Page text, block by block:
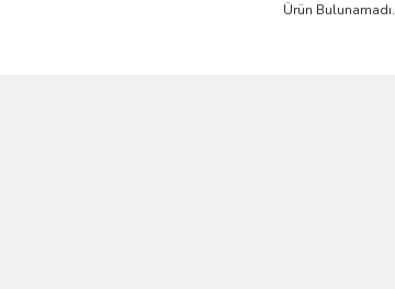
Ürün Bulunamadı.